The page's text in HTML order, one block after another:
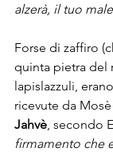
alzerà, il tuo
Forse di zaffiro
quinta pietra del
lapislazzuli,
ricevute da
Jahvè , secondo
firmamento che